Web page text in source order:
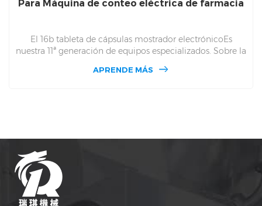
Para Máquina de conteo eléctrica de farmacia
El 16b tableta de cápsulas mostrador electrónicoEs
nuestra 11ª generación de equipos especializados. Sobre la
profesionales y técnicos, nuestro grupo ha desarrollado el
APRENDE MÁS